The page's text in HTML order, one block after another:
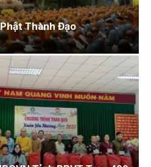
Thành Đạo